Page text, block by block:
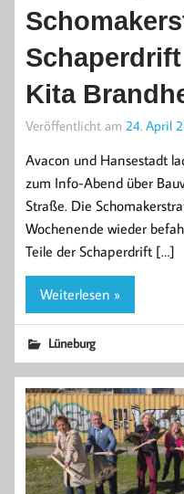
Kita
Veröffentlicht am 24. April
Avacon und Hansestadt
zum Info-Abend über
Straße. Die
Wochenende wieder
Teile der Schaperdrift […]
Weiterlesen »
Lüneburg